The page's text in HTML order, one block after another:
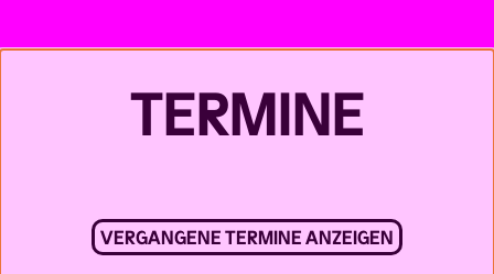
TERMINE
VERGANGENE TERMINE ANZEIGEN